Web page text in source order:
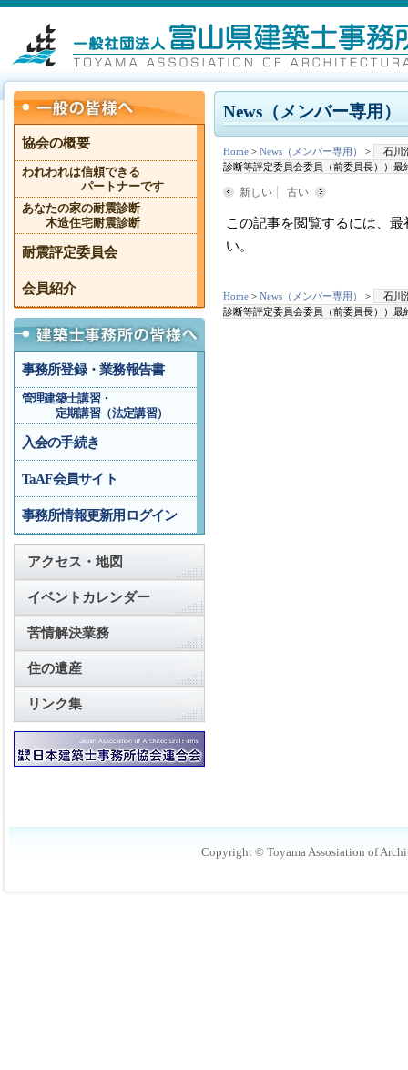
News（メンバー専用）
Home > News（メンバー専用） >
石川
診断等評定委員会委員（前委員長））最
新しい 古い
この記事を閲覧するには、
い。
Home > News（メンバー専用） >
石川
診断等評定委員会委員（前委員長））最
協会の概要
われわれは信頼できる
パートナーです
あなたの家の耐震診断
木造住宅耐震診断
耐震評定委員会
会員紹介
事務所登録・業務報告書
管理建築士講習・
定期講習（法定講習）
入会の手続き
TaAF会員サイト
事務所情報更新用ログイン
アクセス・地図
イベントカレンダー
苦情解決業務
住の遺産
リンク集
Copyright © Toyama Assosiation of